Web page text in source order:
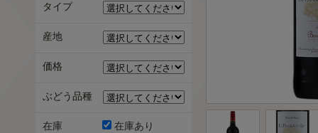
タイプ
産地
価格
ぶどう品種
在庫 在庫あり